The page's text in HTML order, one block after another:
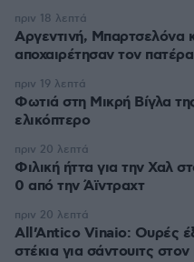
Αργεντινή, Μπαρτσελόνα
αποχαιρέτησαν τον
πριν 18 λεπτά
Φωτιά στη Μικρή Βίγλα
ελικόπτερο
πριν 19 λεπτά
Φιλική ήττα για την Χαλ
0 από την Άϊντραχτ
πριν 20 λεπτά
All’Antico Vinaio: Ουρές
στέκια για σάντουιτς
πριν 20 λεπτά